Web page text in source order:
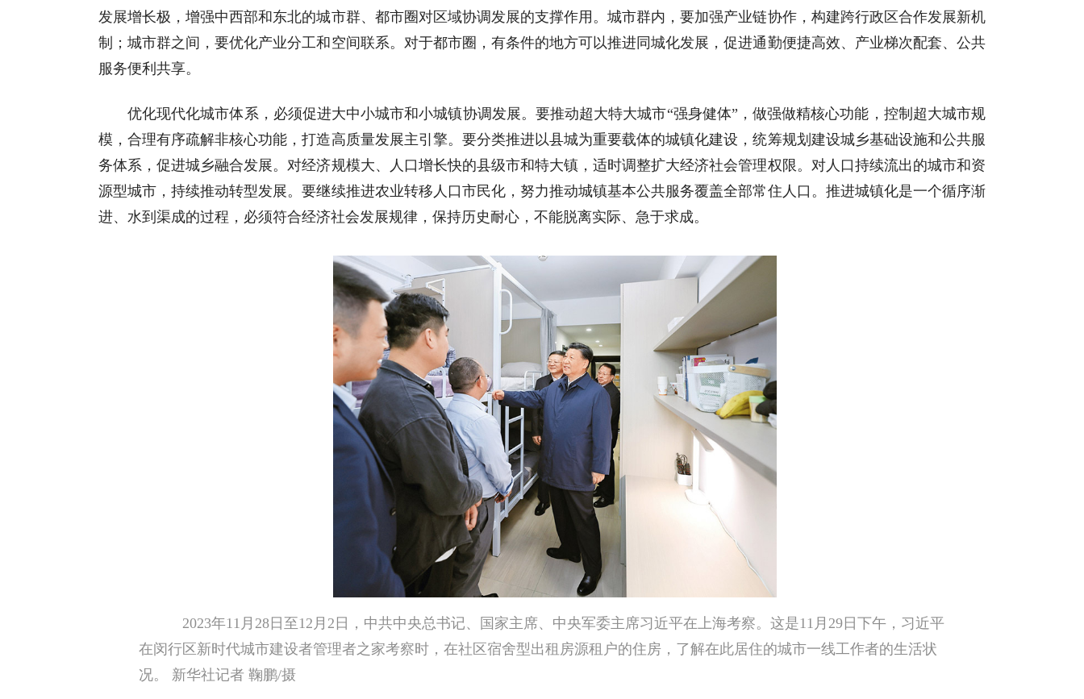
发展增长极，增强中西部和东北的城市群、都市圈对区域协调发展的支撑作用。城市群内，要加强产业链协作，构建跨行政区合作发展新机
制；城市群之间，要优化产业分工和空间联系。对于都市圈，有条件的地方可以推进同城化发展，促进通勤便捷高效、产业梯次配套、公共
服务便利共享。
优化现代化城市体系，必须促进大中小城市和小城镇协调发展。要推动超大特大城市“强身健体”，做强做精核心功能，控制超大城市规
模，合理有序疏解非核心功能，打造高质量发展主引擎。要分类推进以县城为重要载体的城镇化建设，统筹规划建设城乡基础设施和公共服
务体系，促进城乡融合发展。对经济规模大、人口增长快的县级市和特大镇，适时调整扩大经济社会管理权限。对人口持续流出的城市和资
源型城市，持续推动转型发展。要继续推进农业转移人口市民化，努力推动城镇基本公共服务覆盖全部常住人口。推进城镇化是一个循序渐
进、水到渠成的过程，必须符合经济社会发展规律，保持历史耐心，不能脱离实际、急于求成。
2023年11月28日至12月2日，中共中央总书记、国家主席、中央军委主席习近平在上海考察。这是11月29日下午，习近平
在闵行区新时代城市建设者管理者之家考察时，在社区宿舍型出租房源租户的住房，了解在此居住的城市一线工作者的生活状
况。 新华社记者 鞠鹏/摄